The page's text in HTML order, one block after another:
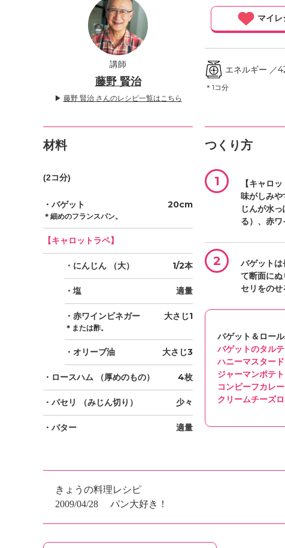
講師
藤野 賢治
▶ 藤野 賢治 さんのレシピ一覧はこちら
マイ
エネルギー ／
＊1コ分
材料
(2コ分)
・バゲット 20cm
＊細めのフランスパン。
【キャロットラペ】
・にんじん （大） 1/2本
・塩 適量
・赤ワインビネガー 大さじ1
＊または酢。
・オリーブ油 大さじ3
・ロースハム （厚めのもの） 4枚
・パセリ （みじん切り） 少々
・バター 適量
つくり方
1
【キャロ
味がしみ
じんが水
る）、赤ワ
2
バゲットは
て断面にぬ
セリをのせ
バゲット＆ロー
バゲットのタル
ハニーマスター
ジャーマンポテ
コンビーフカレ
クリームチーズ
きょうの料理レシピ
2009/04/28
パン大好き！